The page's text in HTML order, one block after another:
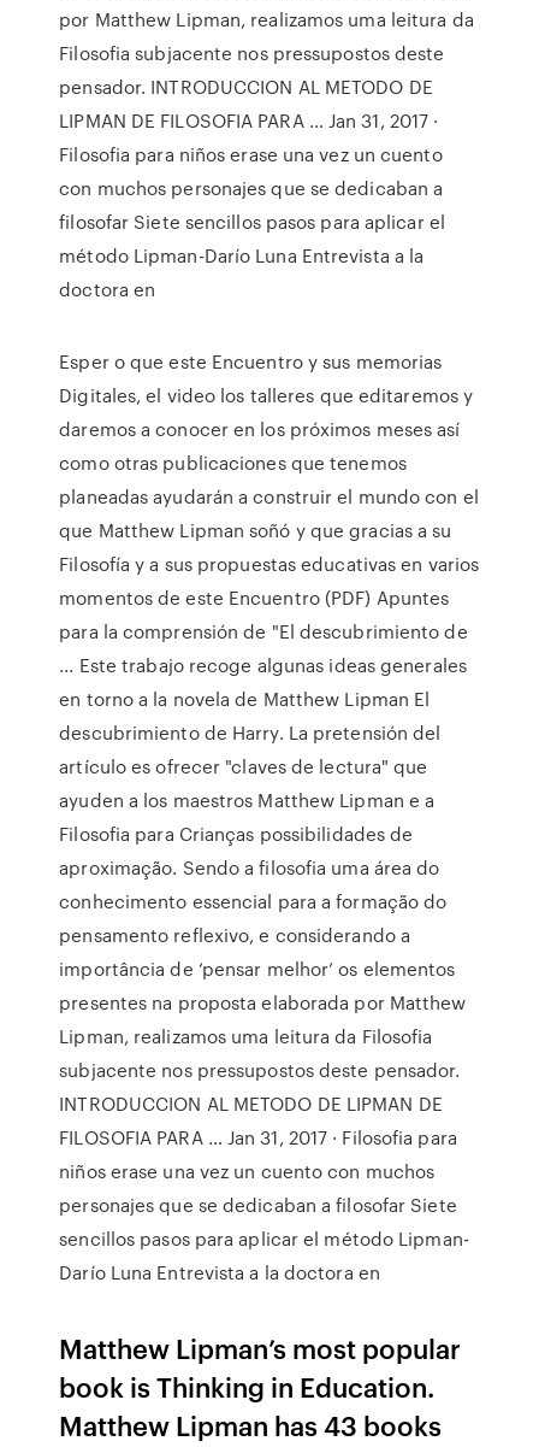
por Matthew Lipman, realizamos uma leitura da
Filosofia subjacente nos pressupostos deste
pensador. INTRODUCCION AL METODO DE
LIPMAN DE FILOSOFIA PARA … Jan 31, 2017 ·
Filosofia para niños erase una vez un cuento
con muchos personajes que se dedicaban a
filosofar Siete sencillos pasos para aplicar el
método Lipman-Darío Luna Entrevista a la
doctora en
Esper o que este Encuentro y sus memorias
Digitales, el video los talleres que editaremos y
daremos a conocer en los próximos meses así
como otras publicaciones que tenemos
planeadas ayudarán a construir el mundo con el
que Matthew Lipman soñó y que gracias a su
Filosofía y a sus propuestas educativas en varios
momentos de este Encuentro (PDF) Apuntes
para la comprensión de "El descubrimiento de
... Este trabajo recoge algunas ideas generales
en torno a la novela de Matthew Lipman El
descubrimiento de Harry. La pretensión del
artículo es ofrecer "claves de lectura" que
ayuden a los maestros Matthew Lipman e a
Filosofia para Crianças possibilidades de
aproximação. Sendo a filosofia uma área do
conhecimento essencial para a formação do
pensamento reflexivo, e considerando a
importância de ‘pensar melhor’ os elementos
presentes na proposta elaborada por Matthew
Lipman, realizamos uma leitura da Filosofia
subjacente nos pressupostos deste pensador.
INTRODUCCION AL METODO DE LIPMAN DE
FILOSOFIA PARA … Jan 31, 2017 · Filosofia para
niños erase una vez un cuento con muchos
personajes que se dedicaban a filosofar Siete
sencillos pasos para aplicar el método Lipman-
Darío Luna Entrevista a la doctora en
Matthew Lipman’s most popular
book is Thinking in Education.
Matthew Lipman has 43 books